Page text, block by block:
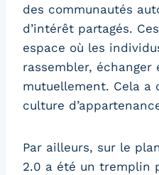
des communautés
d’intérêt partagés.
espace où les
rassembler, échanger
mutuellement. Cela a
culture
Par ailleurs, sur le
2.0 a été un tremplin